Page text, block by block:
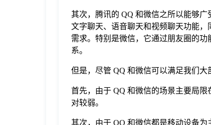
其次，腾讯的 QQ 和微信之所以能够
文字聊天、语音聊天和视频聊天功能
需求。特别是微信，它通过朋友圈的
系。
但是，尽管 QQ 和微信可以满足我们
首先，由于 QQ 和微信的场景主要局
对较弱。
其次，由于 QQ 和微信都是移动设备